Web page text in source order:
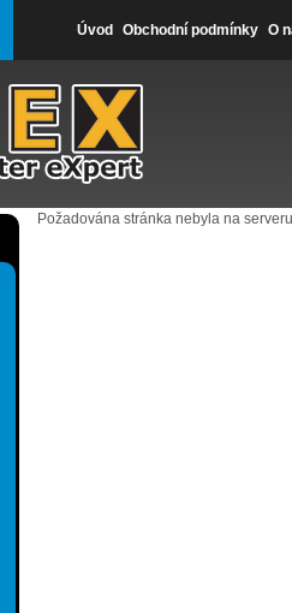
Úvod Obchodní podmínky O
Požadována stránka nebyla na